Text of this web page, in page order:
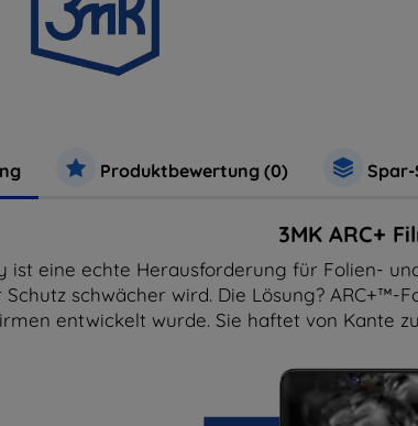
Produktbewertung (0) Spar-
3MK ARC+
ist eine echte Herausforderung für Folien-
schwächer wird. Die Lösung?
entwickelt wurde. Sie haftet von Kante